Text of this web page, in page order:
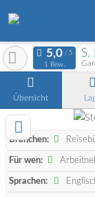
S.
1 Bew.
Übersicht
Branchen:
Für wen:
Sprachen: